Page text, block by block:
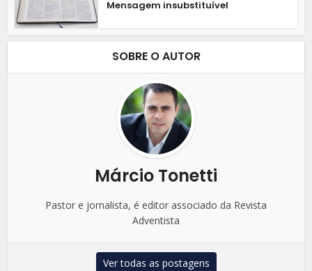
Mensagem insubstituível
SOBRE O AUTOR
Márcio Tonetti
Pastor e jornalista, é editor associado da Revista
Adventista
Ver todas as postagens